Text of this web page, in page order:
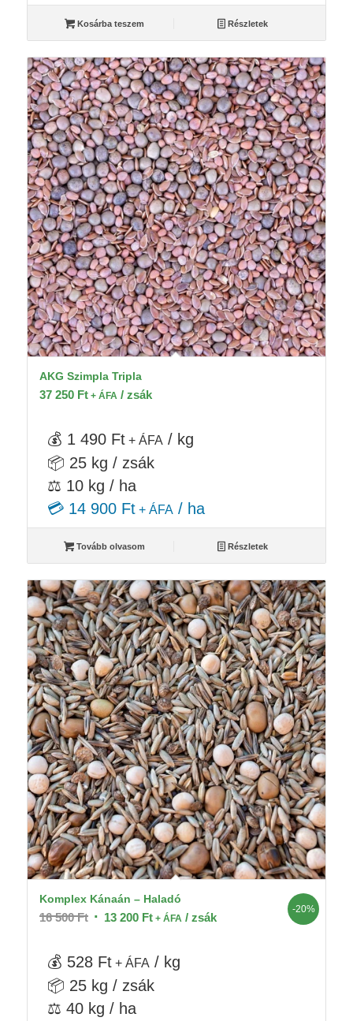
Kosárba teszem Részletek
AKG Szimpla Tripla
37 250 Ft+ ÁFA / zsák
💰 1 490 Ft+ ÁFA / kg
📦 25 kg / zsák
⚖️ 10 kg / ha
💳 14 900 Ft+ ÁFA/ ha
Tovább olvasom Részletek
Komplex Kánaán – Haladó
16 500Ft Original
16
500 Ft.
13 200 FtCurrent
13
200 Ft.
+ ÁFA / zsák
-20%
💰 528 Ft+ ÁFA / kg
📦 25 kg / zsák
⚖️ 40 kg / ha